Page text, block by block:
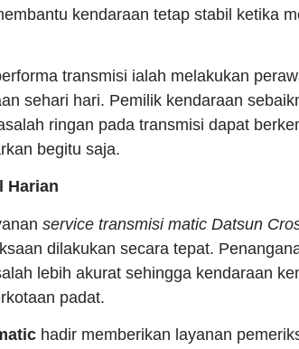
kendaraan tetap stabil ketika
transmisi ialah melakukan
sehari hari. Pemilik kendaraan
ringan pada transmisi dapat
begitu saja.
Harian
service transmisi matic Datsun
dilakukan secara tepat.
lebih akurat sehingga kendaraan
padat.
hadir memberikan layanan